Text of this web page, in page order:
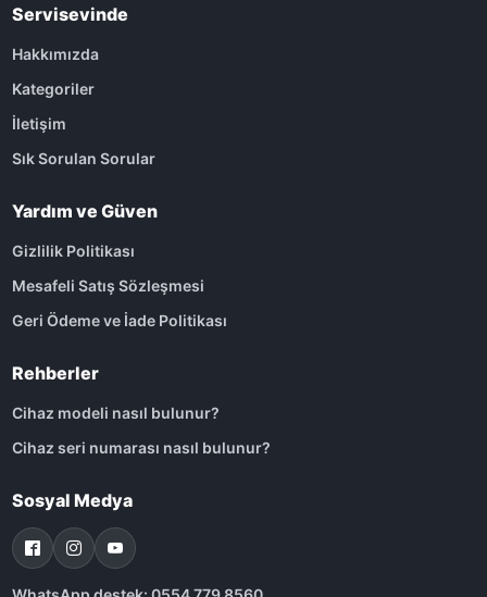
Servisevinde
Hakkımızda
Kategoriler
İletişim
Sık Sorulan Sorular
Yardım ve Güven
Gizlilik Politikası
Mesafeli Satış Sözleşmesi
Geri Ödeme ve İade Politikası
Rehberler
Cihaz modeli nasıl bulunur?
Cihaz seri numarası nasıl bulunur?
Sosyal Medya